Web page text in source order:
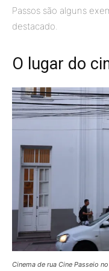
Passos são alguns
destacado.
O lugar do
Cinema de rua Cine Passeio